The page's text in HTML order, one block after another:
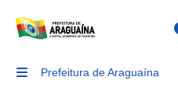
Prefeitura de Araguaína